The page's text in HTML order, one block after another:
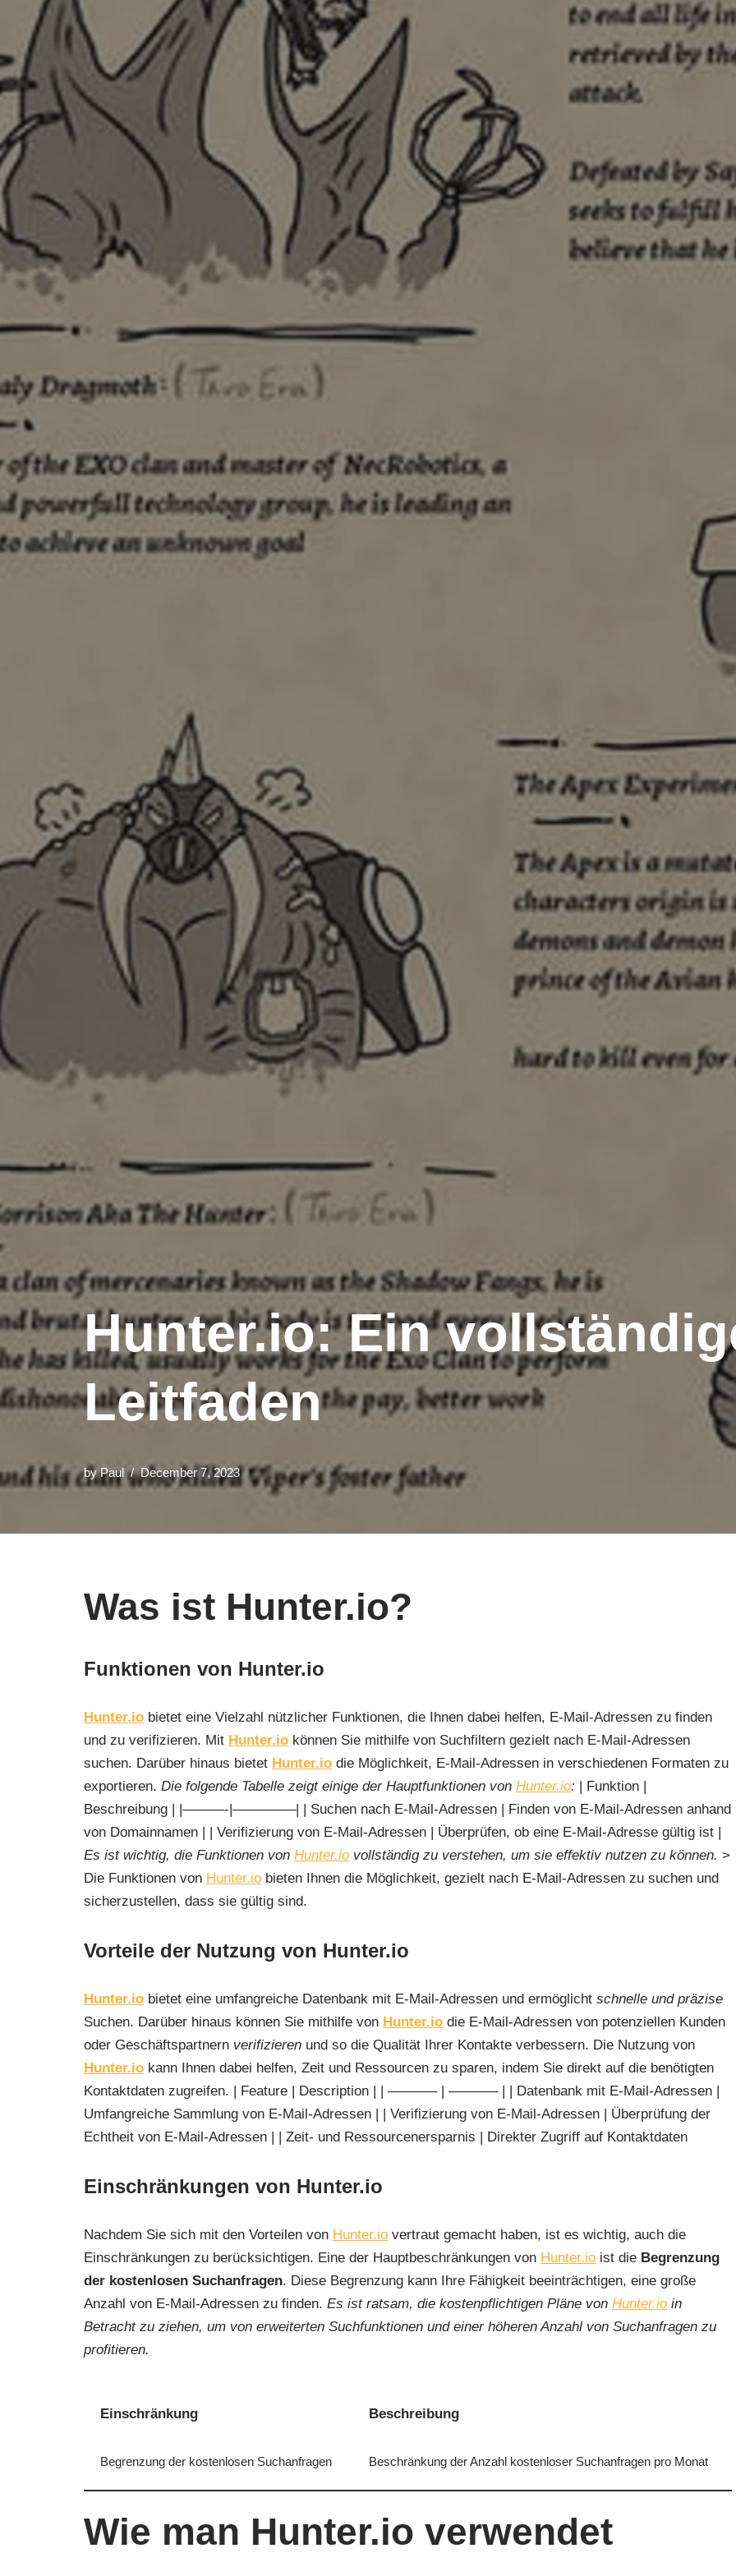
Hunter.io: Ein
Leitfaden
byPaul December 7, 2023
Was ist Hunter.io?
Funktionen von Hunter.io
Hunter.io bietet eine Vielzahl nützlicher Funktionen, die Ihnen dabei helfen, E-Mail-Adressen zu finden
und zu verifizieren. Mit Hunter.io können Sie mithilfe von Suchfiltern gezielt nach E-Mail-Adressen
suchen. Darüber hinaus bietet Hunter.io die Möglichkeit, E-Mail-Adressen in verschiedenen Formaten zu
exportieren. Die folgende Tabelle zeigt einige der Hauptfunktionen von Hunter.io: | Funktion |
Beschreibung | |———-|————–| | Suchen nach E-Mail-Adressen | Finden von E-Mail-Adressen anhand
von Domainnamen | | Verifizierung von E-Mail-Adressen | Überprüfen, ob eine E-Mail-Adresse gültig ist |
Es ist wichtig, die Funktionen von Hunter.io vollständig zu verstehen, um sie effektiv nutzen zu können. >
Die Funktionen von Hunter.io bieten Ihnen die Möglichkeit, gezielt nach E-Mail-Adressen zu suchen und
sicherzustellen, dass sie gültig sind.
Vorteile der Nutzung von Hunter.io
Hunter.io bietet eine umfangreiche Datenbank mit E-Mail-Adressen und ermöglicht schnelle und präzise
Suchen. Darüber hinaus können Sie mithilfe von Hunter.io die E-Mail-Adressen von potenziellen Kunden
oder Geschäftspartnern verifizieren und so die Qualität Ihrer Kontakte verbessern. Die Nutzung von
Hunter.io kann Ihnen dabei helfen, Zeit und Ressourcen zu sparen, indem Sie direkt auf die benötigten
Kontaktdaten zugreifen. | Feature | Description | | ———– | ———– | | Datenbank mit E-Mail-Adressen |
Umfangreiche Sammlung von E-Mail-Adressen | | Verifizierung von E-Mail-Adressen | Überprüfung der
Echtheit von E-Mail-Adressen | | Zeit- und Ressourcenersparnis | Direkter Zugriff auf Kontaktdaten
Einschränkungen von Hunter.io
Nachdem Sie sich mit den Vorteilen von Hunter.io vertraut gemacht haben, ist es wichtig, auch die
Einschränkungen zu berücksichtigen. Eine der Hauptbeschränkungen von Hunter.io ist die Begrenzung
der kostenlosen Suchanfragen. Diese Begrenzung kann Ihre Fähigkeit beeinträchtigen, eine große
Anzahl von E-Mail-Adressen zu finden. Es ist ratsam, die kostenpflichtigen Pläne von Hunter.io in
Betracht zu ziehen, um von erweiterten Suchfunktionen und einer höheren Anzahl von Suchanfragen zu
profitieren.
Einschränkung Beschreibung
Begrenzung der kostenlosen Suchanfragen Beschränkung der Anzahl kostenloser Suchanfragen pro Monat
Wie man Hunter.io verwendet